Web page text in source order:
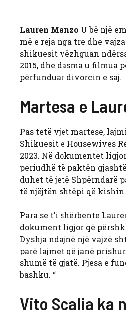
Lauren Manzo U bë një
më e reja nga tre dhe
shikuesit vëzhguan
2015, dhe dasma u filmua
përfunduar divorcin e saj.
Martesa e
Pas tetë vjet martese,
Shikuesit e Housewives
2023. Në dokumentet
periudhë të paktën
duhet të jetë Shpërndarë
të njëjtën shtëpi që kishin
Para se t’i shërbente
dokument ligjor që
Dyshja ndajnë një vajzë
parë lajmet që janë
shumë të gjatë. Pjesa e
bashku. “
Vito Scalia ka